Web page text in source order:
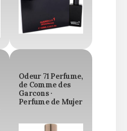
Odeur 71 Perfume,
de Comme des
Garcons ·
Perfume de Mujer